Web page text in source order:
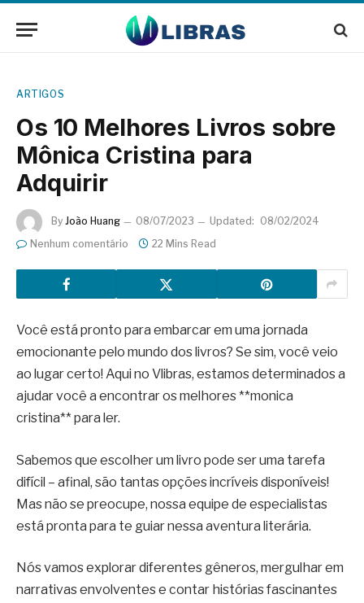
ARTIGOS
Os 10 Melhores Livros sobre
Mônica Cristina para
Adquirir
By João Huang 08/07/2023 Updated: 08/02/2024
Nenhum comentário
22 Mins Read
Você está pronto para embarcar em uma jornada
emocionante pelo mundo dos livros? Se sim, você veio
ao lugar certo! Aqui no Vlibras, estamos determinados a
ajudar você a encontrar os melhores **monica
cristina** para ler.
Sabemos que escolher um livro pode ser uma tarefa
difícil – afinal, são tantas opções incríveis disponíveis!
Mas não se preocupe, nossa equipe de especialistas
está pronta para te guiar nessa aventura literária.
Nós vamos explorar diferentes gêneros, mergulhar em
narrativas envolventes e contar histórias fascinantes